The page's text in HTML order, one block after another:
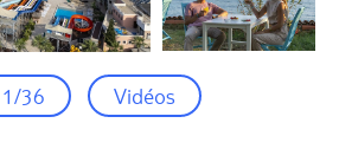
1/36 Vidéos